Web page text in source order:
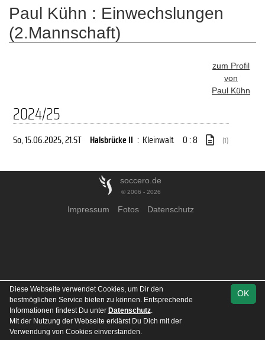
Paul Kühn : Einwechslungen
(2.Mannschaft)
zum Profil
von
Paul Kühn
2024/25
So, 15.06.2025, 21.ST Halsbrücke II : Kleinwalt. 0 : 8 (1)
soccero.de
© 2006 - 2026
Impressum Fotos Datenschutz
OK
Diese Webseite verwendet Cookies, um Dir den
bestmöglichen Service bieten zu können. Entsprechende
Informationen findest Du unter Datenschutz.
Mit der Nutzung der Webseite erklärst Du Dich mit der
Verwendung von Cookies einverstanden.